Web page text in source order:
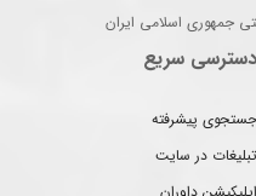
جمهوری اسلامی ایران
دسترسی سریع
جستجوی پیشرفته
تبلیغات در سایت